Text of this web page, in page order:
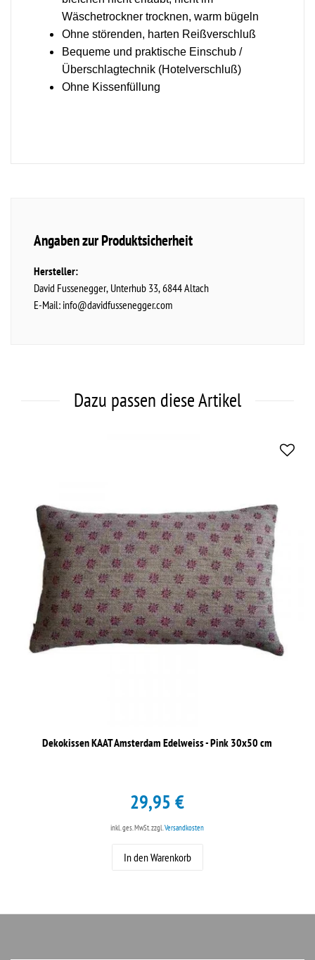
Wäschetrockner trocknen, warm bügeln
Ohne störenden, harten Reißverschluß
Bequeme und praktische Einschub /
Überschlagtechnik (Hotelverschluß)
Ohne Kissenfüllung
Angaben zur Produktsicherheit
Hersteller:
David Fussenegger Unterhub 33 6844Altach
E-Mail: info@davidfussenegger.com
Dazu passen diese Artikel
Dekokissen KAAT Amsterdam Edelweiss - Pink 30x50 cm
29,95 €
inkl. ges. MwSt. zzgl.Versandkosten
In den Warenkorb